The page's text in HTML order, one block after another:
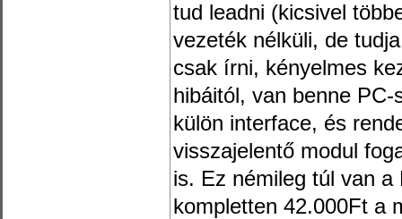
tud leadni (kicsivel
vezeték nélküli, de
csak írni, kényelmes
hibáitól, van benne
külön interface, és
visszajelentő modul
is. Ez némileg túl van
kompletten 42.000Ft a